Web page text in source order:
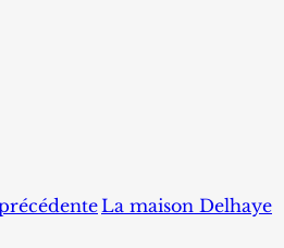
La maison Delhaye